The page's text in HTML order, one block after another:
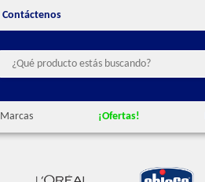
Contáctenos
Marcas ¡Ofertas!